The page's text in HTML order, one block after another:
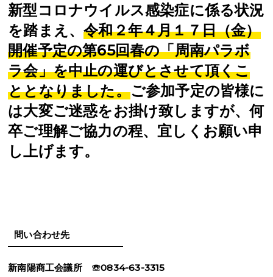
新型コロナウイルス感染症に係る状況
を踏まえ、令和２年４月１７日（金）
開催予定の第65回春の「周南パラボ
ラ会」を中止の運びとさせて頂くこ
ととなりました。ご参加予定の皆様に
は大変ご迷惑をお掛け致しますが、何
卒ご理解ご協力の程、宜しくお願い申
し上げます。
問い合わせ先
新南陽商工会議所 ☏0834-63-3315